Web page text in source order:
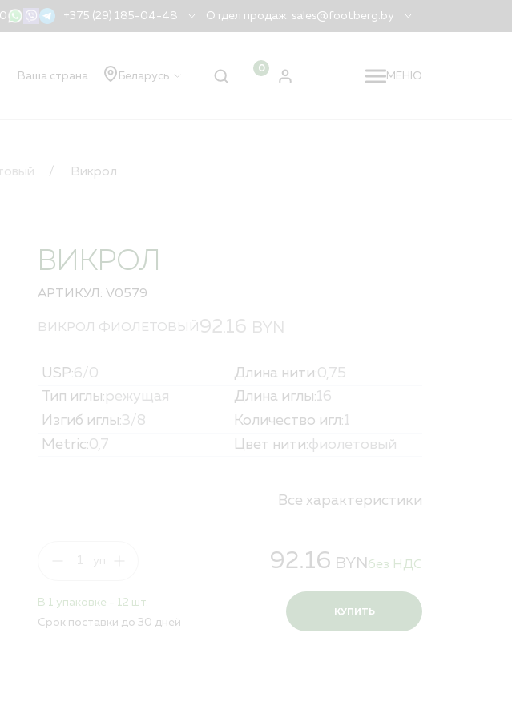
+375 (29) 185-04-48 Отдел продаж: sales@footberg.by
Ваша страна: Беларусь
0
МЕНЮ
О компании
Доставка
Контакты
Порядок оформления заказа
Политика обработки персональных данных
Вакансии
ПОЛНЫЙ КАТАЛОГ
Викрол
ВИКРОЛ
АРТИКУЛ: V0579
ВИКРОЛ ФИОЛЕТОВЫЙ 92.16 BYN
USP:6/0 Длина нити:0,75
Тип иглы:режущая Длина иглы:16
Изгиб иглы:3/8 Количество игл:1
Metric:0,7 Цвет нити:фиолетовый
Все характеристики
В 1 упаковке - 12 шт.
Срок поставки до 30 дней
92.16 BYN без НДС
КУПИТЬ